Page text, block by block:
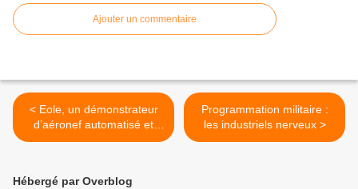
Ajouter un commentaire
< Eole, un démonstrateur
d’aéronef automatisé et
réutilisable pour la mise en
Programmation militaire :
les industriels nerveux >
Hébergé par Overblog